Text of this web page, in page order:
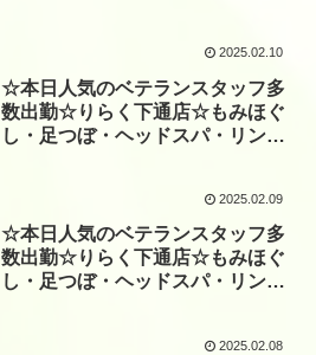
2025.02.10
☆本日人気のベテランスタッフ多
数出勤☆りらく下通店☆もみほぐ
し・足つぼ・ヘッドスパ・リンパ
2025.02.09
☆本日人気のベテランスタッフ多
数出勤☆りらく下通店☆もみほぐ
し・足つぼ・ヘッドスパ・リンパ
2025.02.08